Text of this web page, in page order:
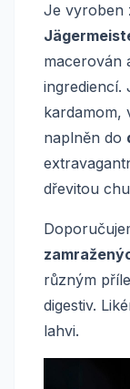
Je vyroben
macerován
ingrediencí.
kardamom,
naplněn do
dřevitou
různým
digestiv.
lahvi.